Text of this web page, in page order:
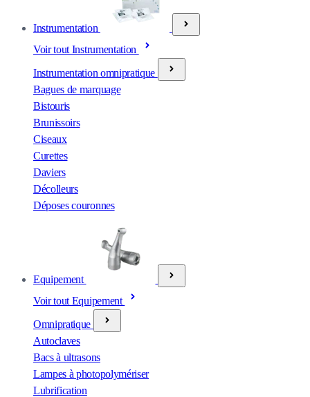
Instrumentation
Voir tout Instrumentation
Instrumentation omnipratique
Bagues de marquage
Bistouris
Brunissoirs
Ciseaux
Curettes
Daviers
Décolleurs
Déposes couronnes
Equipement
Voir tout Equipement
Omnipratique
Autoclaves
Bacs à ultrasons
Lampes à photopolymériser
Lubrification